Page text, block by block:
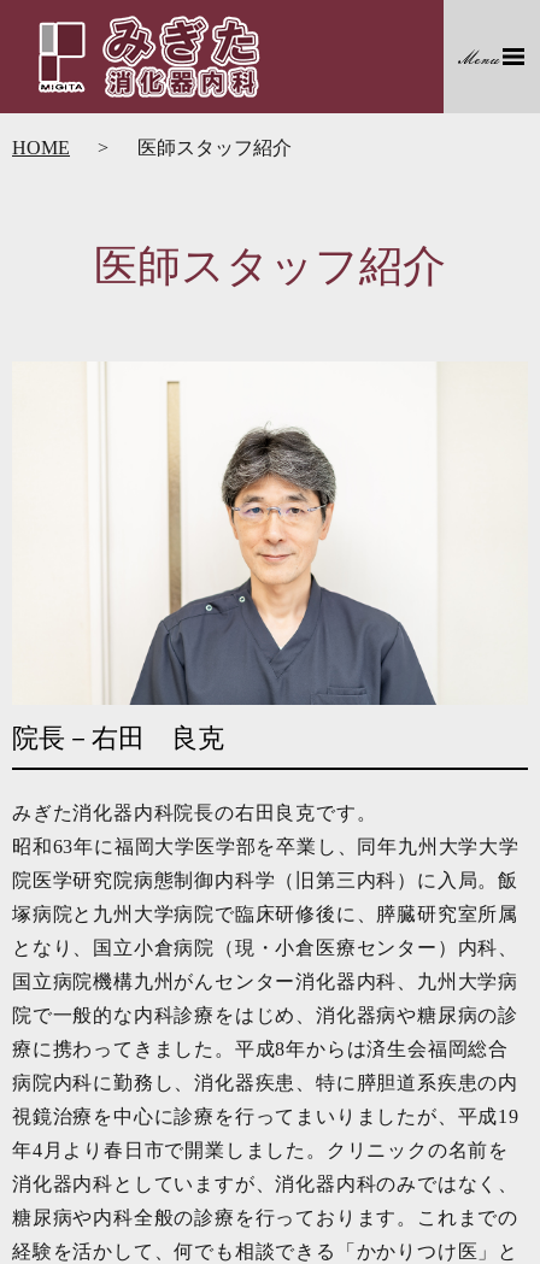
HOME 医師スタッフ紹介
医師スタッフ紹介
院長－右田 良克
みぎた消化器内科院長の右田良克です。
昭和63年に福岡大学医学部を卒業し、同年九州大学大学
院医学研究院病態制御内科学（旧第三内科）に入局。飯
塚病院と九州大学病院で臨床研修後に、膵臓研究室所属
となり、国立小倉病院（現・小倉医療センター）内科、
国立病院機構九州がんセンター消化器内科、九州大学病
院で一般的な内科診療をはじめ、消化器病や糖尿病の診
療に携わってきました。平成8年からは済生会福岡総合
病院内科に勤務し、消化器疾患、特に膵胆道系疾患の内
視鏡治療を中心に診療を行ってまいりましたが、平成19
年4月より春日市で開業しました。クリニックの名前を
消化器内科としていますが、消化器内科のみではなく、
糖尿病や内科全般の診療を行っております。これまでの
経験を活かして、何でも相談できる「かかりつけ医」と